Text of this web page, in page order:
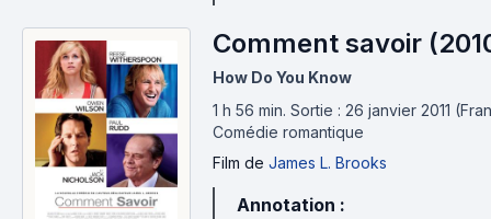
Comment savoir
How Do You Know
1 h 56 min. Sortie : 26 janvier 2011
Comédie romantique
Film de James L. Brooks
Annotation :